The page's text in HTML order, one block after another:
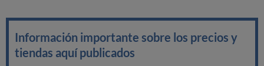
Información importante sobre los precios y
tiendas aquí publicados